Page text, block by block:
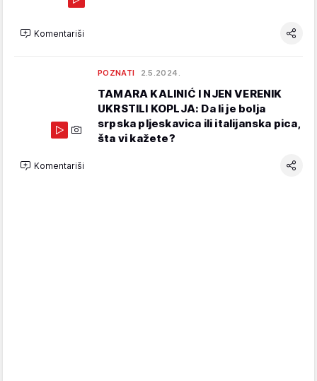
Komentariši
POZNATI 2.5.2024.
TAMARA KALINIĆ I NJEN VERENIK
UKRSTILI KOPLJA: Da li je bolja
srpska pljeskavica ili italijanska pica,
šta vi kažete?
Komentariši